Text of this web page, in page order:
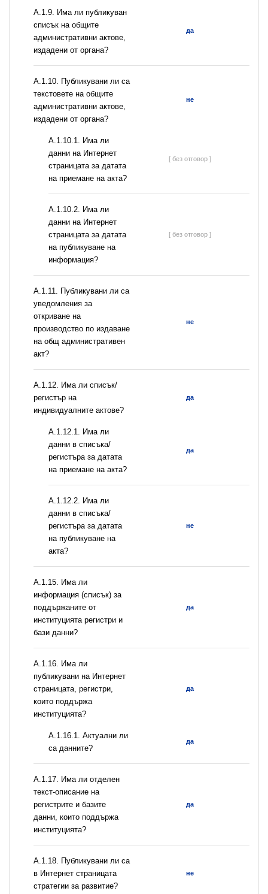
А.1.9. Има ли публикуван
списък на общите
административни актове,
издадени от органа?
да
А.1.10. Публикувани ли са
текстовете на общите
административни актове,
издадени от органа?
не
A.1.10.1. Има ли
данни на Интернет
страницата за датата
на приемане на акта?
[ без отговор ]
A.1.10.2. Има ли
данни на Интернет
страницата за датата
на публикуване на
информация?
[ без отговор ]
А.1.11. Публикувани ли са
уведомления за
откриване на
производство по издаване
на общ административен
акт?
не
А.1.12. Има ли списък/
регистър на
индивидуалните актове?
да
A.1.12.1. Има ли
данни в списъка/
регистъра за датата
на приемане на акта?
да
A.1.12.2. Има ли
данни в списъка/
регистъра за датата
на публикуване на
акта?
не
А.1.15. Има ли
информация (списък) за
поддържаните от
институцията регистри и
бази данни?
да
А.1.16. Има ли
публикувани на Интернет
страницата, регистри,
които поддържа
институцията?
да
A.1.16.1. Актуални ли
са данните?
да
А.1.17. Има ли отделен
текст-описание на
регистрите и базите
данни, които поддържа
институцията?
да
А.1.18. Публикувани ли са
в Интернет страницата
стратегии за развитие?
не